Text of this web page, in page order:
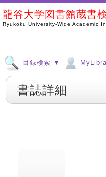
龍谷大学図書館蔵書
Ryukoku University-Wide Academic
目録検索 ▼
書誌詳細